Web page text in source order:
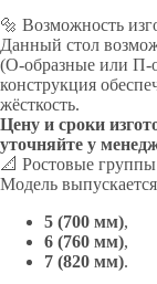
🔩 Возможность
Данный стол
(О-образные или П-
конструкция
жёсткость.
Цену и сроки
уточняйте у
📐 Ростовые группы
Модель
5 (700 мм),
6 (760 мм),
7 (820 мм).